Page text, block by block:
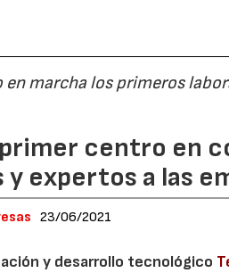
en marcha los primeros
centro en
expertos a las
23/06/2021
y desarrollo tecnológico